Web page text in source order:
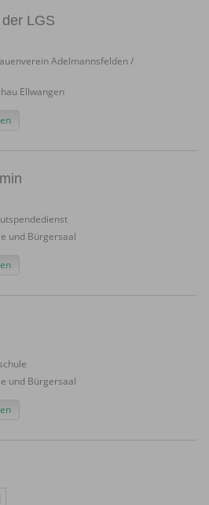
LGS
Adelmannsfelden /
Ellwangen
und Bürgersaal
und Bürgersaal